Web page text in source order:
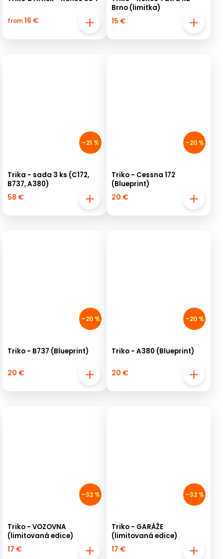
from16 €
Brno (limitka)
15 €
–21 %
Trika - sada 3 ks (C172,
B737, A380)
58 €
–20 %
Triko - Cessna 172
(Blueprint)
20 €
–20 %
Triko - B737 (Blueprint)
20 €
–20 %
Triko - A380 (Blueprint)
20 €
–32 %
Triko - VOZOVNA
(limitovaná edice)
17 €
–32 %
Triko - GARÁŽE
(limitovaná edice)
17 €